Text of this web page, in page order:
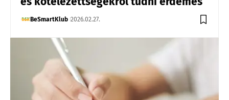
BeSmartKlub 2026.02.27.